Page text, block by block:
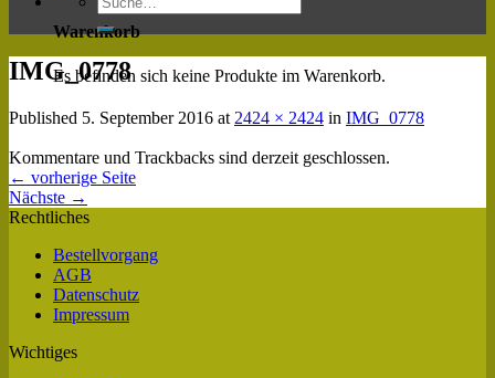
Warenkorb
Es befinden sich keine Produkte im Warenkorb.
IMG_0778
Published 5. September 2016 at 2424 × 2424 in IMG_0778
Kommentare und Trackbacks sind derzeit geschlossen.
← vorherige Seite
Nächste →
Rechtliches
Bestellvorgang
AGB
Datenschutz
Impressum
Wichtiges